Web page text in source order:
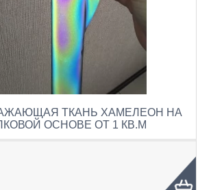
ТКАНЬ ХАМЕЛЕОН НА
ОСНОВЕ ОТ 1 КВ.М